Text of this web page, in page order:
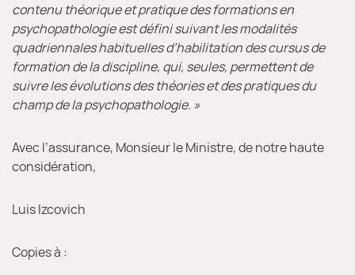
contenu théorique et pratique des formations en
psychopathologie est défini suivant les modalités
quadriennales habituelles d’habilitation des cursus de
formation de la discipline, qui, seules, permettent de
suivre les évolutions des théories et des pratiques du
champ de la psychopathologie. »
Avec l’assurance, Monsieur le Ministre, de notre haute
considération,
Luis Izcovich
Copies à :